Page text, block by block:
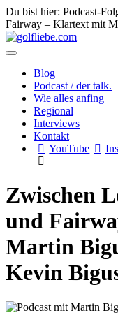
Du bist hier: Podcast-
Fairway – Klartext mit
Blog
Podcast / der talk.
Wie alles anfing
Regional
Interviews
Kontakt
YouTube
Zwischen
und
Martin
Kevin